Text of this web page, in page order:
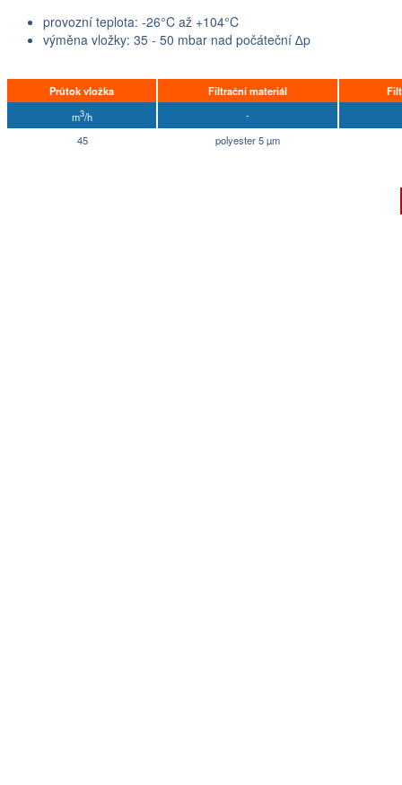
provozní teplota: -26°C až +104°C
výměna vložky: 35 - 50 mbar nad počáteční ∆p
Průtok vložka Filtrační materiál
m3/h
-
45
polyester 5 µm